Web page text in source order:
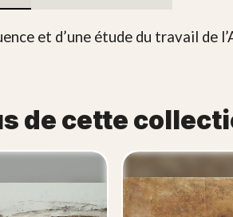
et d’une étude du travail de
de cette